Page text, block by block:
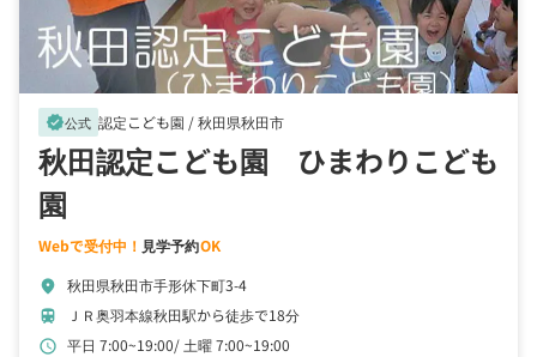
verified公式 認定こども園 /秋田県秋田市
秋田認定こども園 ひまわりこども
園
Webで受付中！ 見学予約OK
location_on 秋田県秋田市手形休下町3-4
train ＪＲ奥羽本線秋田駅から徒歩で18分
schedule 平日 7:00~19:00 土曜 7:00~19:00